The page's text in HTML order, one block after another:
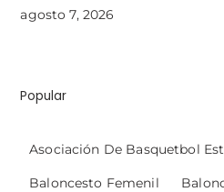
agosto 7, 2026
Popular
Asociación De Basquetbol
Baloncesto Femenil